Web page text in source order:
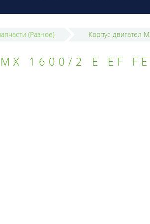
(Разное) Корпус двигател
1600/2 E EF